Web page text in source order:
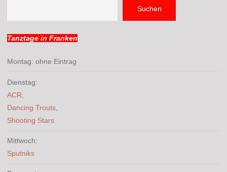
Suchen
Tanztage in Franken
Montag: ohne Eintrag
Dienstag:
ACR
Dancing Trouts
Shooting Stars
Mittwoch:
Sputniks